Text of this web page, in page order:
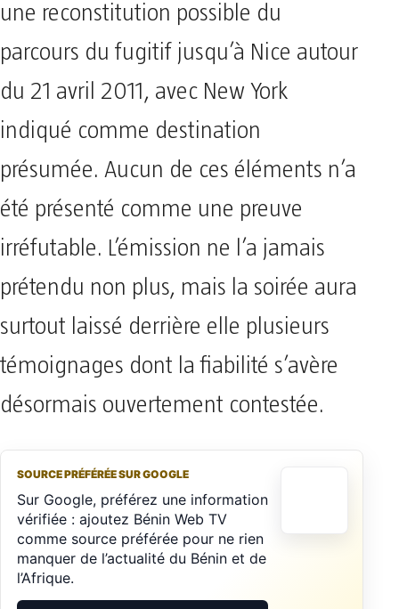
une reconstitution possible du
parcours du fugitif jusqu’à Nice autour
du 21 avril 2011, avec New York
indiqué comme destination
présumée. Aucun de ces éléments n’a
été présenté comme une preuve
irréfutable. L’émission ne l’a jamais
prétendu non plus, mais la soirée aura
surtout laissé derrière elle plusieurs
témoignages dont la fiabilité s’avère
désormais ouvertement contestée.
SOURCE PRÉFÉRÉE SUR GOOGLE
Sur Google, préférez une information
vérifiée : ajoutez Bénin Web TV
comme source préférée pour ne rien
manquer de l’actualité du Bénin et de
l’Afrique.